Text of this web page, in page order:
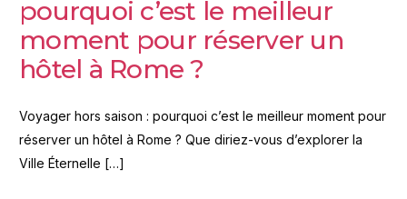
pourquoi c’est le meilleur
moment pour réserver un
hôtel à Rome ?
Voyager hors saison : pourquoi c’est le meilleur moment pour
réserver un hôtel à Rome ? Que diriez-vous d’explorer la
Ville Éternelle […]